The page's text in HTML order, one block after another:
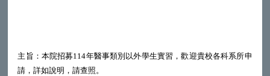
主旨：本院招募114年醫事類別以外學生實習，歡迎貴校各科系所申
請，詳如說明，請查照。